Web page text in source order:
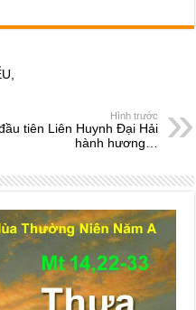
er ail ar
Hình trước
tiên Liên Huynh Đại Hải
hành hương…